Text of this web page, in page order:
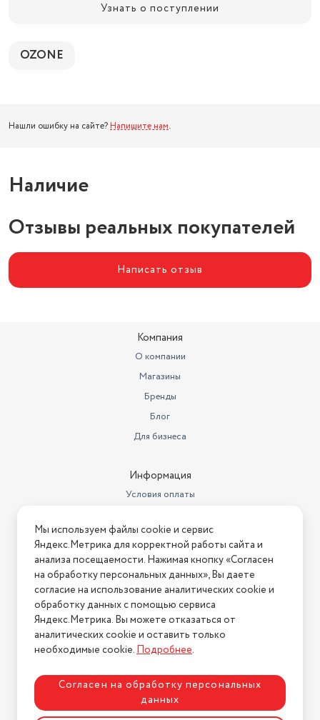
Узнать о поступлении
OZONE
Нашли ошибку на сайте? Напишите нам.
Наличие
Отзывы реальных покупателей
Написать отзыв
Компания
О компании
Магазины
Бренды
Блог
Для бизнеса
Информация
Условия оплаты
Условия возврата
Нашли ошибку на сайте? Напишите нам
2026 © Интернет-магазин "АстМаркет". У нас есть всё!
Политика конфиденциальности
Мы используем файлы cookie и сервис
Яндекс.Метрика для корректной работы сайта и
анализа посещаемости. Нажимая кнопку «Согласен
на обработку персональных данных», Вы даете
согласие на использование аналитических cookie и
обработку данных с помощью сервиса
Яндекс.Метрика. Вы можете отказаться от
аналитических cookie и оставить только
необходимые cookie.Подробнее.
Согласен на обработку персональных
данных